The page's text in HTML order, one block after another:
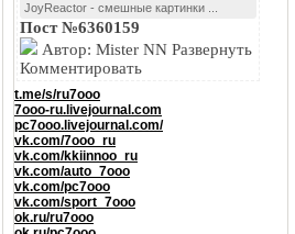
JoyReactor - смешные картинки ...
Пост №6360159
Автор: Mister NN Развернуть
Комментировать
t.me/s/ru7ooo
7ooo-ru.livejournal.com
pc7ooo.livejournal.com/
vk.com/7ooo_ru
vk.com/kkiinnoo_ru
vk.com/auto_7ooo
vk.com/pc7ooo
vk.com/sport_7ooo
ok.ru/ru7ooo